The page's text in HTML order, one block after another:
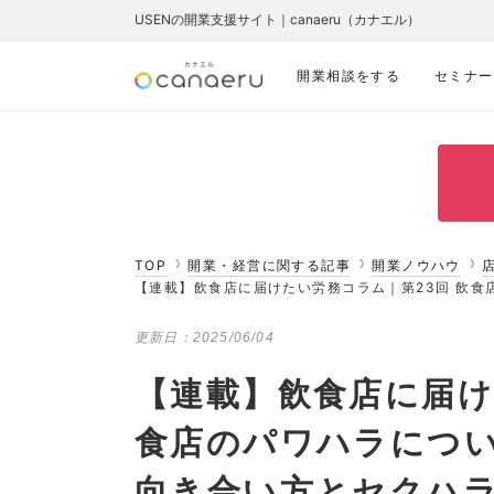
開業相談をする セミナ
USENの開業支援サイト｜canaeru（カナエル）
TOP 開業・経営に関する記事 開業ノウハウ
【連載】飲食店に届けたい労務コラム｜第23回 飲
更新日： 2025/06/04
【連載】飲食店に届
食店のパワハラにつ